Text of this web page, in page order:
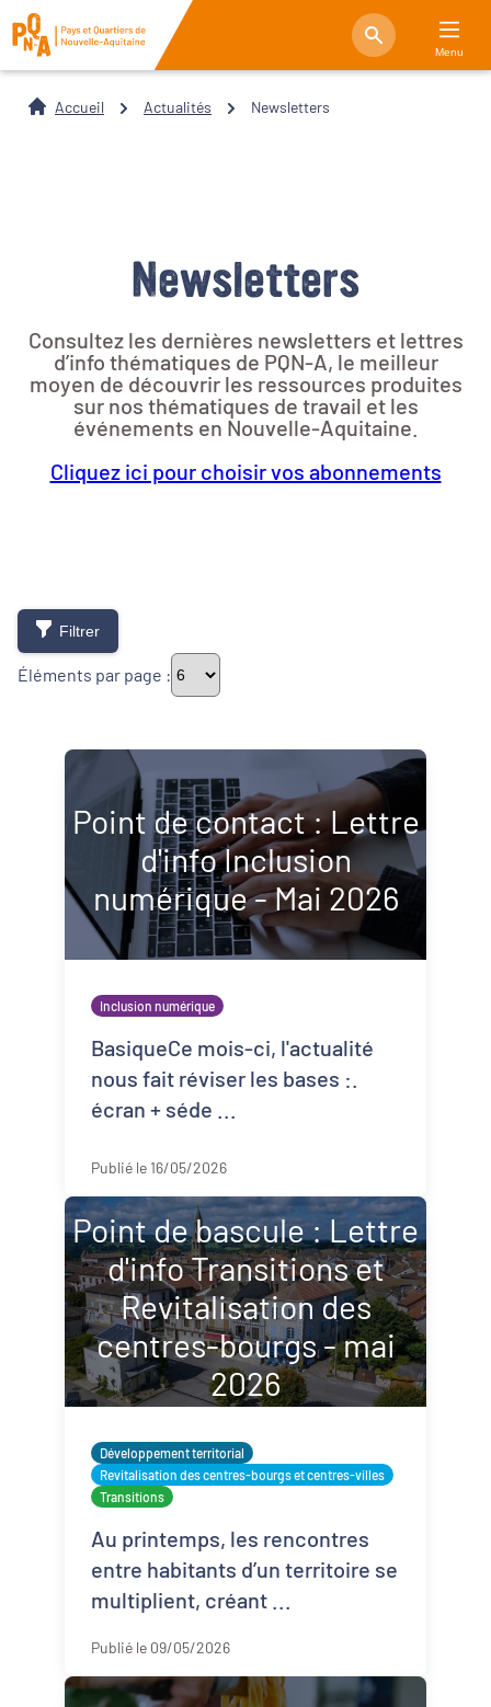
Menu
Accueil Actualités Newsletters
Newsletters
Consultez les dernières newsletters et lettres
d’info thématiques de PQN-A, le meilleur
moyen de découvrir les ressources produites
sur nos thématiques de travail et les
événements en Nouvelle-Aquitaine.
Cliquez ici pour choisir vos abonnements
Filtrer
Éléments par page :
Typologie de newsletter
Newsletters
Lettres d'information
Thématiques
Démarches alimentaires de territoire
Développement territorial
Revitalisation des centres-bourgs et
centres-villes
Dynamiques territoriales pour l’emploi
Transitions
Point de contact : Lettre
d'info Inclusion
numérique - Mai 2026
Inclusion numérique
BasiqueCe mois-ci, l'actualité
nous fait réviser les bases :.
Publié le 16/05/2026
Point de bascule : Lettre
d'info Transitions et
Revitalisation des
centres-bourgs - mai
2026
Développement territorial
Revitalisation des centres-bourgs et centres-villes
Transitions
Au printemps, les rencontres
entre habitants d’un territoire se
Publié le 09/05/2026